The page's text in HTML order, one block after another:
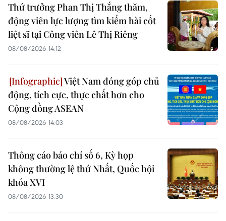
Thứ trưởng Phan Thị Thắng thăm,
động viên lực lượng tìm kiếm hài cốt
liệt sĩ tại Công viên Lê Thị Riêng
08/08/2026 14:12
Việt Nam đóng góp chủ
động, tích cực, thực chất hơn cho
Cộng đồng ASEAN
08/08/2026 14:03
Thông cáo báo chí số 6, Kỳ họp
không thường lệ thứ Nhất, Quốc hội
khóa XVI
08/08/2026 13:30